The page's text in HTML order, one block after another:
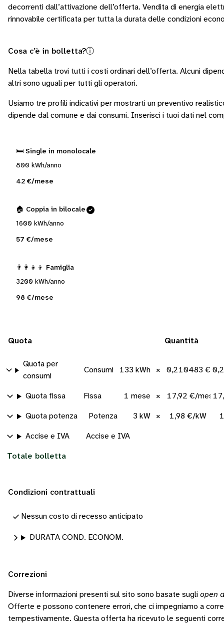
decorrenti dall’attivazione dell’offerta. Vendita di energia
rinnovabile certificata per tutta la durata delle condizioni
Cosa c’è in bolletta?ⓘ
Nella tabella trovi tutti i costi ordinari dell’offerta. Alcuni
altri sono uguali per tutti gli operatori.
Usiamo tre profili indicativi per mostrarti un preventivo
dipende dal comune e dai consumi. Inserisci i tuoi dati nel
🛏️ Single in monolocale
800 kWh/anno
42 €/mese
🏠 Coppia in bilocale
1600 kWh/anno
57 €/mese
👨‍👩‍👧‍👦 Famiglia
3200 kWh/anno
98 €/mese
Quota Quantità
Quota per
consumi
Consumi 133 kWh × 0,210483 €/
Quota fissa Fissa 1 mese × 17,92 €/mese
Quota potenza Potenza 3 kW × 1,98 €/kW
Accise e IVA Accise e IVA
Totale bolletta
Condizioni contrattuali
Nessun costo di recesso anticipato
DURATA COND. ECONOM.
Correzioni
Diverse informazioni presenti sul sito sono basate sugli open
Offerte e possono contenere errori, che ci impegniamo a
tempestivamente. Questa offerta ha ricevuto le seguenti